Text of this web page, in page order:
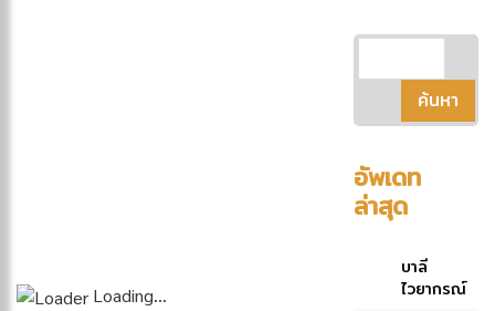
Loading…
อัพเดท
ล่าสุด
บาลี
ไวยากรณ์